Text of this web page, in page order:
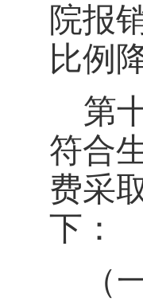
院报
比例
第
符合
费采
下：
（